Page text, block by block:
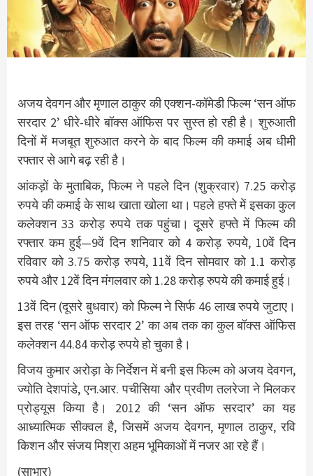
अजय देवगन और मृणाल ठाकुर की एक्शन-कॉमेडी फिल्म ‘सन ऑफ
सरदार 2’ धीरे-धीरे बॉक्स ऑफिस पर सुस्त हो रही है। शुरुआती
दिनों में मजबूत शुरुआत करने के बाद फिल्म की कमाई अब धीमी
रफ्तार से आगे बढ़ रही है।
आंकड़ों के मुताबिक, फिल्म ने पहले दिन (शुक्रवार) 7.25 करोड़
रुपये की कमाई के साथ खाता खोला था। पहले हफ्ते में इसका कुल
कलेक्शन 33 करोड़ रुपये तक पहुंचा। दूसरे हफ्ते में फिल्म की
रफ्तार कम हुई—9वें दिन शनिवार को 4 करोड़ रुपये, 10वें दिन
रविवार को 3.75 करोड़ रुपये, 11वें दिन सोमवार को 1.1 करोड़
रुपये और 12वें दिन मंगलवार को 1.28 करोड़ रुपये की कमाई हुई।
13वें दिन (दूसरे बुधवार) को फिल्म ने सिर्फ 46 लाख रुपये जुटाए।
इस तरह ‘सन ऑफ सरदार 2’ का अब तक का कुल बॉक्स ऑफिस
कलेक्शन 44.84 करोड़ रुपये हो चुका है।
विजय कुमार अरोड़ा के निर्देशन में बनी इस फिल्म को अजय देवगन,
ज्योति देशपांडे, एन.आर. पचीसिया और प्रवीण तलरेजा ने मिलकर
प्रोड्यूस किया है। 2012 की ‘सन ऑफ सरदार’ का यह
आध्यात्मिक सीक्वल है, जिसमें अजय देवगन, मृणाल ठाकुर, रवि
किशन और संजय मिश्रा अहम भूमिकाओं में नजर आ रहे हैं।
(साभार)